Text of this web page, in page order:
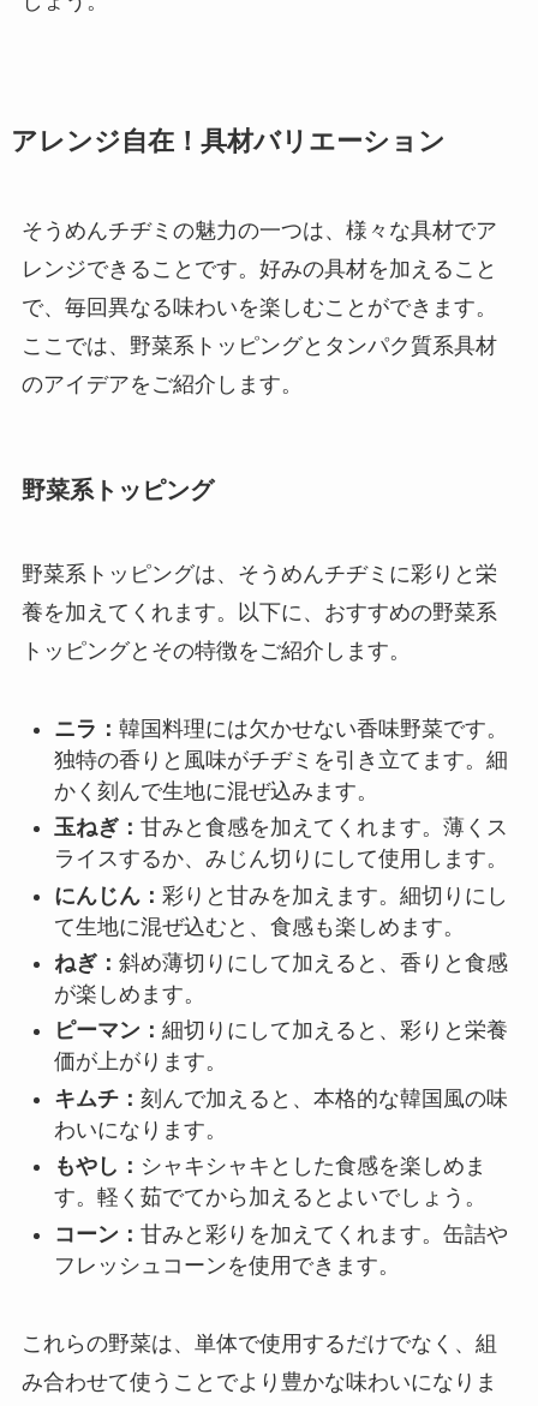
アレンジ自在！具材バリエーション
そうめんチヂミの魅力の一つは、様々な具材でア
レンジできることです。好みの具材を加えること
で、毎回異なる味わいを楽しむことができます。
ここでは、野菜系トッピングとタンパク質系具材
のアイデアをご紹介します。
野菜系トッピング
野菜系トッピングは、そうめんチヂミに彩りと栄
養を加えてくれます。以下に、おすすめの野菜系
トッピングとその特徴をご紹介します。
ニラ： 韓国料理には欠かせない香味野菜です。
独特の香りと風味がチヂミを引き立てます。細
かく刻んで生地に混ぜ込みます。
玉ねぎ： 甘みと食感を加えてくれます。薄くス
ライスするか、みじん切りにして使用します。
にんじん： 彩りと甘みを加えます。細切りにし
て生地に混ぜ込むと、食感も楽しめます。
ねぎ： 斜め薄切りにして加えると、香りと食感
が楽しめます。
ピーマン： 細切りにして加えると、彩りと栄養
価が上がります。
キムチ： 刻んで加えると、本格的な韓国風の味
わいになります。
もやし： シャキシャキとした食感を楽しめま
す。軽く茹でてから加えるとよいでしょう。
コーン： 甘みと彩りを加えてくれます。缶詰や
フレッシュコーンを使用できます。
これらの野菜は、単体で使用するだけでなく、組
み合わせて使うことでより豊かな味わいになりま